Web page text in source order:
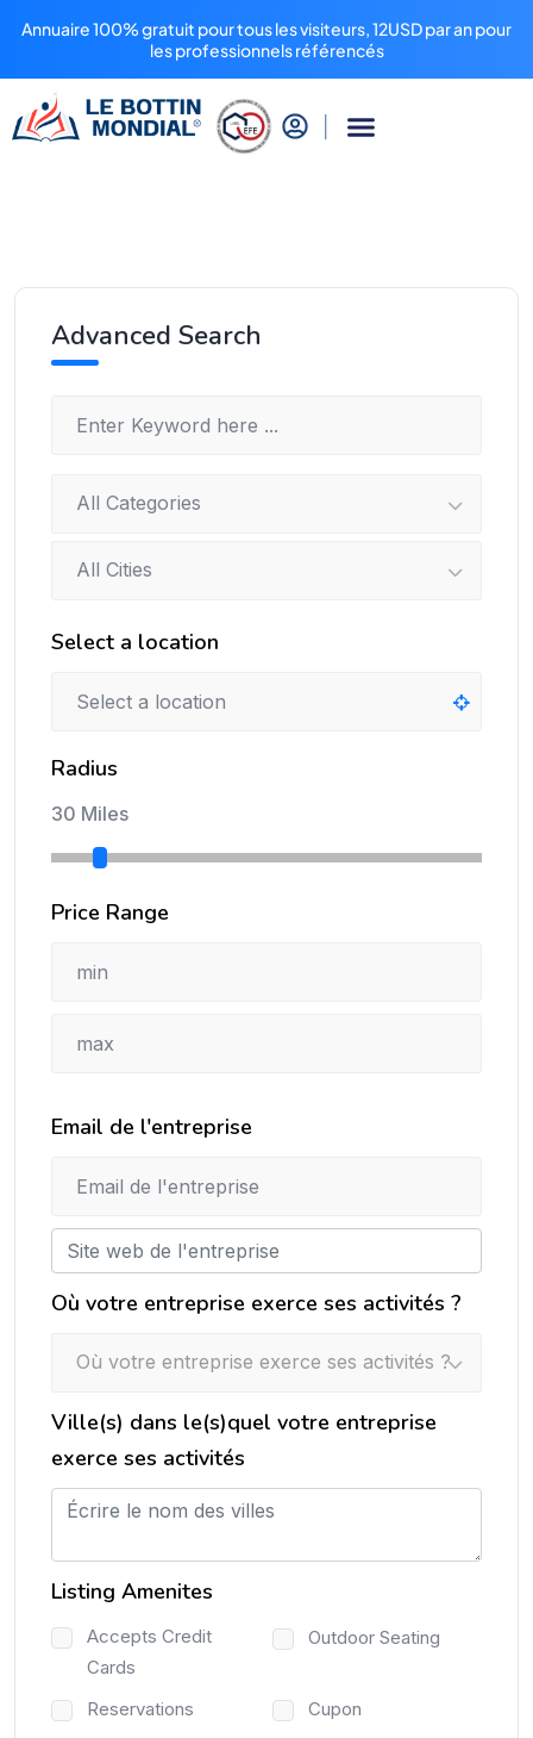
Annuaire 100% gratuit pour tous les visiteurs, 12USD par an pour
les professionnels référencés
Advanced Search
All Categories
All Cities
Select a location
Radius
30 Miles
Price Range
Email de l'entreprise
Où votre entreprise exerce ses activités ?
Où votre entreprise exerce ses activités ?
Ville(s) dans le(s)quel votre entreprise
exerce ses activités
Listing Amenites
Accepts Credit
Cards
Outdoor Seating
Reservations
Cupon